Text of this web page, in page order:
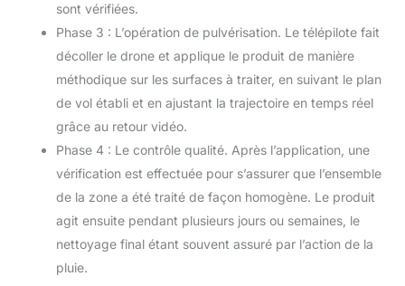
circulaire. Développer plus de possibilités, prendre des vidéo
aérienne incroyable et impressionnant. 【𝐏𝐨𝐬𝐢𝐭𝐢𝐨𝐧𝐧𝐞𝐦𝐞𝐧𝐭 𝐕𝐢𝐬𝐮𝐞𝐥
𝐎𝐩𝐭𝐢𝐪𝐮𝐞】SurgeFly offre une navigation optimisée vers le
drone, en combinaison avec des capteurs de positionnement
de vision vers le bas et un capteur TOF pour aider à obtenir un
positionnement de haute précision et un contrôle plus stable
【𝐀𝐦é𝐥𝐢𝐨𝐫𝐚𝐭𝐢𝐨𝐧 𝐂𝐨𝐧𝐭𝐢𝐧𝐮𝐞𝐥𝐥𝐞 & 𝐒𝐞𝐫𝐯𝐢𝐜𝐞 𝐆𝐚𝐫𝐚𝐧𝐭𝐢】La mise à
niveau logicielle FOTA est supportée pour tous les
micrologiciels du drone, Potensic va renouveller les
micrologiciels continuellement pour meilleur expériences de
vol de Atom SE. Potensic offre 7 * 24 heures après-service,
vous pouvez nous contacter à tout moment s'il y a n'importe
sont vérifiées.
Phase 3 : L’opération de pulvérisation. Le télépilote fait
décoller le drone et applique le produit de manière
méthodique sur les surfaces à traiter, en suivant le plan
de vol établi et en ajustant la trajectoire en temps réel
grâce au retour vidéo.
Phase 4 : Le contrôle qualité. Après l’application, une
vérification est effectuée pour s’assurer que l’ensemble
de la zone a été traité de façon homogène. Le produit
agit ensuite pendant plusieurs jours ou semaines, le
nettoyage final étant souvent assuré par l’action de la
pluie.